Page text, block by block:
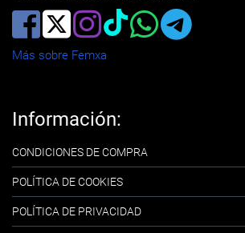
Más sobre Femxa
Información:
CONDICIONES DE COMPRA
POLÍTICA DE COOKIES
POLÍTICA DE PRIVACIDAD